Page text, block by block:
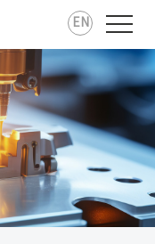
EN